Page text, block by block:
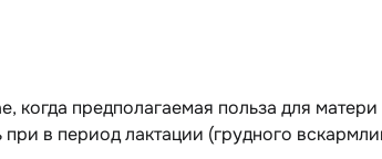
предполагаемая польза для
в период лактации (грудного